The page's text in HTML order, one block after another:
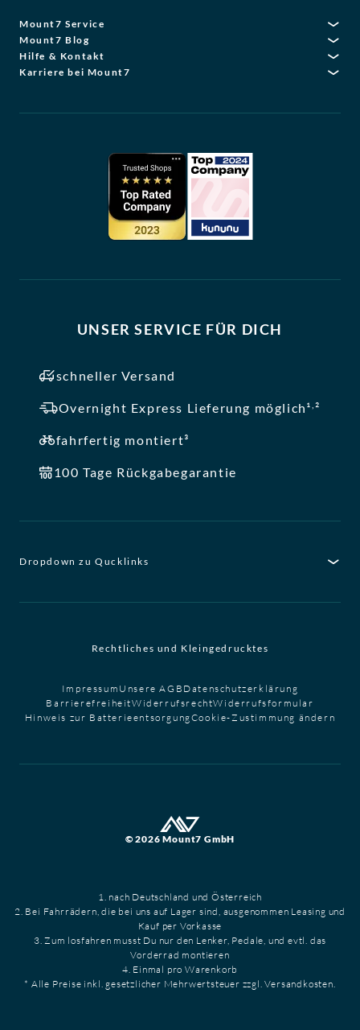
Mount7 Service
Mount7 Blog
Hilfe & Kontakt
Karriere bei Mount7
UNSER SERVICE FÜR DICH
schneller Versand
Overnight Express Lieferung möglich¹,²
fahrfertig montiert³
100 Tage Rückgabegarantie
Dropdown zu Qucklinks
Rechtliches und Kleingedrucktes
Impressum Unsere AGB Datenschutzerklärung
BarrierefreiheitWiderrufsrechtWiderrufsformular
Hinweis zur BatterieentsorgungCookie-Zustimmung ändern
© 2026 Mount7 GmbH
1. nach Deutschland und Österreich
2. Bei Fahrrädern, die bei uns auf Lager sind, ausgenommen Leasing und
Kauf per Vorkasse
3. Zum losfahren musst Du nur den Lenker, Pedale, und evtl. das
Vorderrad montieren
4. Einmal pro Warenkorb
* Alle Preise inkl. gesetzlicher Mehrwertsteuer zzgl. Versandkosten.